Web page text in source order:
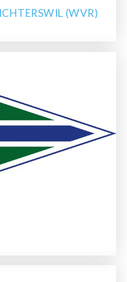
(WVR)